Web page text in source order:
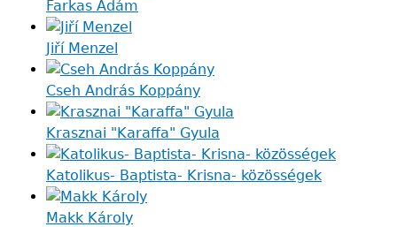
Farkas Ádám
Jiří Menzel
Cseh András Koppány
Krasznai "Karaffa" Gyula
Katolikus- Baptista- Krisna- közösségek
Makk Károly